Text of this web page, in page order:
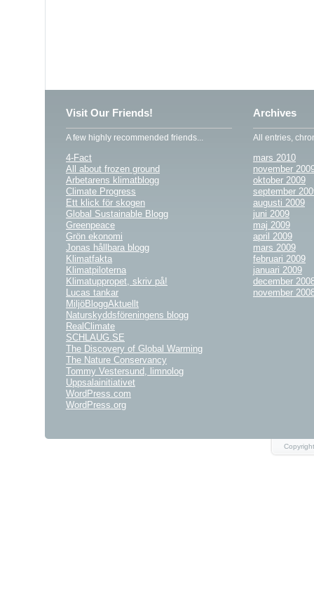
Visit Our Friends!
A few highly recommended friends...
4-Fact
All about frozen ground
Arbetarens klimatblogg
Climate Progress
Ett klick för skogen
Global Sustainable Blogg
Greenpeace
Grön ekonomi
Jonas hållbara blogg
Klimatfakta
Klimatpiloterna
Klimatuppropet, skriv på!
Lucas tankar
MiljöBloggAktuellt
Naturskyddsföreningens blogg
RealClimate
SCHLAUG.SE
The Discovery of Global Warming
The Nature Conservancy
Tommy Vestersund, limnolog
Uppsalainitiativet
WordPress.com
WordPress.org
Archives
All entries,
mars 2010
november
oktober 2009
september
augusti 2009
juni 2009
maj 2009
april 2009
mars 2009
februari 2009
januari 2009
december
november